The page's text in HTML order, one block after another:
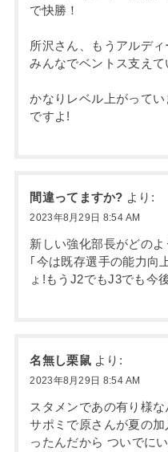
で快勝！
所沢さん、もうアルディ
みんなでベントス支えて
かなりレベル上がって
ですよ!
間違ってますか? より:
2023年8月29日 8:54 AM
新しい強化部長がどの
｢今は既存選手の能力向
ょ!もうJ2でもJ3でも今
名無し栗鼠 より:
2023年8月29日 8:54 AM
スタメンであの有り様
サポミで原さんが夏の
ったんだから ついでに